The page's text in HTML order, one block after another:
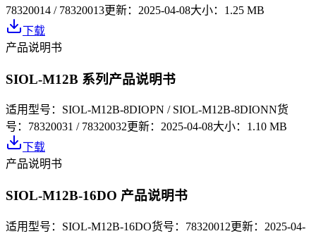
78320014 / 78320013更新： 2025-04-08大小： 1.25 MB
下载
产品说明书
SIOL-M12B 系列产品说明书
适用型号： SIOL-M12B-8DIOPN / SIOL-M12B-8DIONN货
号： 78320031 / 78320032更新： 2025-04-08大小： 1.10 MB
下载
产品说明书
SIOL-M12B-16DO 产品说明书
适用型号： SIOL-M12B-16DO货号： 78320012更新： 2025-04-